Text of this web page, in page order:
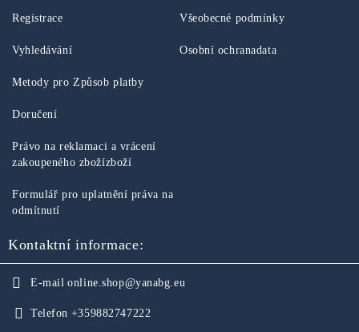
Registrace
Vyhledávání
Všeobecné podmínky
Osobní ochranadata
Metody pro Způsob platby
Doručení
Právo na reklamaci a vrácení
zakoupeného zbožízboží
Formulář pro uplatnění práva na
odmítnutí
Kontaktní informace:
E-mail online.shop@yanabg.eu
Telefon +359882747222